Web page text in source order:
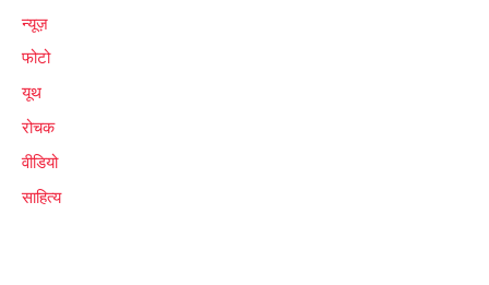
न्यूज़
फोटो
यूथ
रोचक
वीडियो
साहित्य